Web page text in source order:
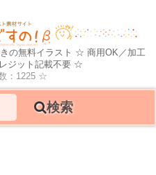
の無料イラスト ☆ 商用OK／加工
ジット記載不要 ☆
：1225 ☆
検索